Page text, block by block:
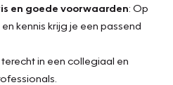
en goede voorwaarden: Op
kennis krijg je een passend
in een collegiaal en